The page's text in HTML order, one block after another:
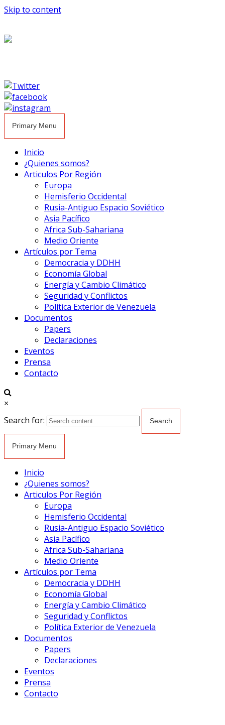
Skip to content
Primary Menu
Inicio
¿Quienes somos?
Articulos Por Región
Europa
Hemisferio Occidental
Rusia-Antiguo Espacio Soviético
Asia Pacífico
Africa Sub-Sahariana
Medio Oriente
Artículos por Tema
Democracia y DDHH
Economía Global
Energía y Cambio Climático
Seguridad y Conflictos
Política Exterior de Venezuela
Documentos
Papers
Declaraciones
Eventos
Prensa
Contacto
×
Search for:
Primary Menu
Inicio
¿Quienes somos?
Articulos Por Región
Europa
Hemisferio Occidental
Rusia-Antiguo Espacio Soviético
Asia Pacífico
Africa Sub-Sahariana
Medio Oriente
Artículos por Tema
Democracia y DDHH
Economía Global
Energía y Cambio Climático
Seguridad y Conflictos
Política Exterior de Venezuela
Documentos
Papers
Declaraciones
Eventos
Prensa
Contacto